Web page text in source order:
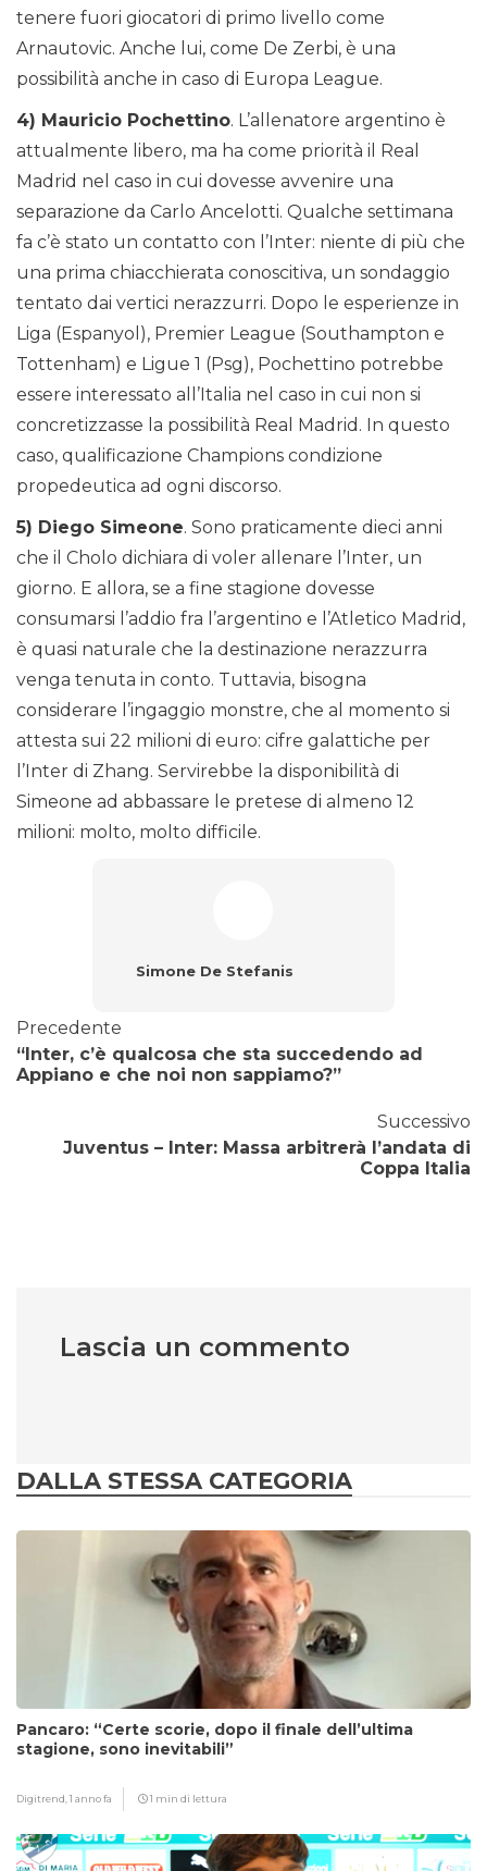
tenere fuori giocatori di primo livello come
Arnautovic. Anche lui, come De Zerbi, è una
possibilità anche in caso di Europa League.
4) Mauricio Pochettino. L’allenatore argentino è
attualmente libero, ma ha come priorità il Real
Madrid nel caso in cui dovesse avvenire una
separazione da Carlo Ancelotti. Qualche settimana
fa c’è stato un contatto con l’Inter: niente di più che
una prima chiacchierata conoscitiva, un sondaggio
tentato dai vertici nerazzurri. Dopo le esperienze in
Liga (Espanyol), Premier League (Southampton e
Tottenham) e Ligue 1 (Psg), Pochettino potrebbe
essere interessato all’Italia nel caso in cui non si
concretizzasse la possibilità Real Madrid. In questo
caso, qualificazione Champions condizione
propedeutica ad ogni discorso.
5) Diego Simeone. Sono praticamente dieci anni
che il Cholo dichiara di voler allenare l’Inter, un
giorno. E allora, se a fine stagione dovesse
consumarsi l’addio fra l’argentino e l’Atletico Madrid,
è quasi naturale che la destinazione nerazzurra
venga tenuta in conto. Tuttavia, bisogna
considerare l’ingaggio monstre, che al momento si
attesta sui 22 milioni di euro: cifre galattiche per
l’Inter di Zhang. Servirebbe la disponibilità di
Simeone ad abbassare le pretese di almeno 12
milioni: molto, molto difficile.
Simone De Stefanis
Precedente
“Inter, c’è qualcosa che sta succedendo ad
Appiano e che noi non sappiamo?”
Successivo
Juventus – Inter: Massa arbitrerà l’andata di
Coppa Italia
Lascia un commento
DALLA STESSA CATEGORIA
Pancaro: “Certe scorie, dopo il finale dell’ultima
stagione, sono inevitabili”
Digitrend,1 anno fa 1 min di lettura